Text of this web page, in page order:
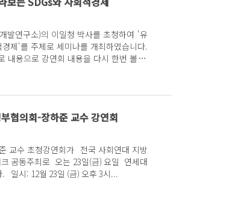
연구소)의 이일청 박사를 초청하여 '유
제'를 주제로 세미나를 개최하였습니다.
내용으로 강연회 내용을 다시 한번 볼 수
협의회-장하준 교수 강연회
연회가 전국 사회연대 지방
23일(금) 요일 연세대
학교 동문회관에서 진행됩니다. 일시: 12월 23일 (금) 오후 3시...